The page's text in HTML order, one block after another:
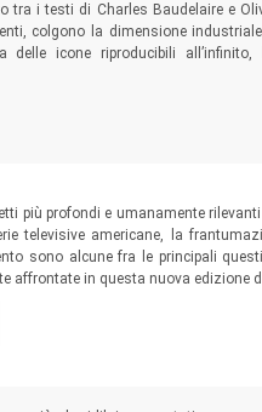
tra i testi di Charles Baudelaire e
colgono la dimensione
delle icone riproducibili
più profondi e umanamente
televisive americane, la
sono alcune fra le principali
affrontate in questa nuova edizione